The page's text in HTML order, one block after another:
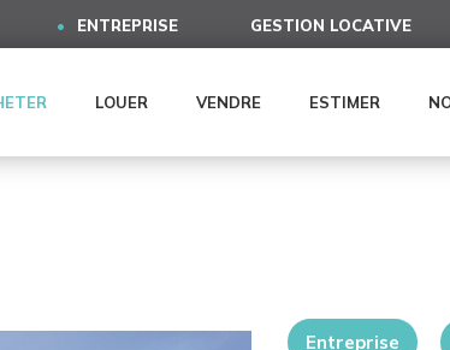
ENTREPRISE GESTION LOCATIVE
LOUER VENDRE ESTIMER
Entreprise